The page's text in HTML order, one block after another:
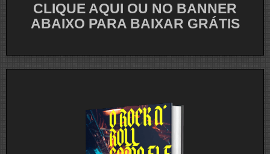
CLIQUE AQUI OU NO BANNER
ABAIXO PARA BAIXAR GRÁTIS